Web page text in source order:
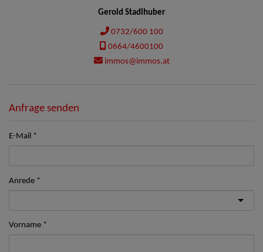
Gerold Stadlhuber
0732/600 100
0664/4600100
immos@immos.at
Anfrage senden
E-Mail
Anrede
Vorname